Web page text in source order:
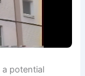
potential